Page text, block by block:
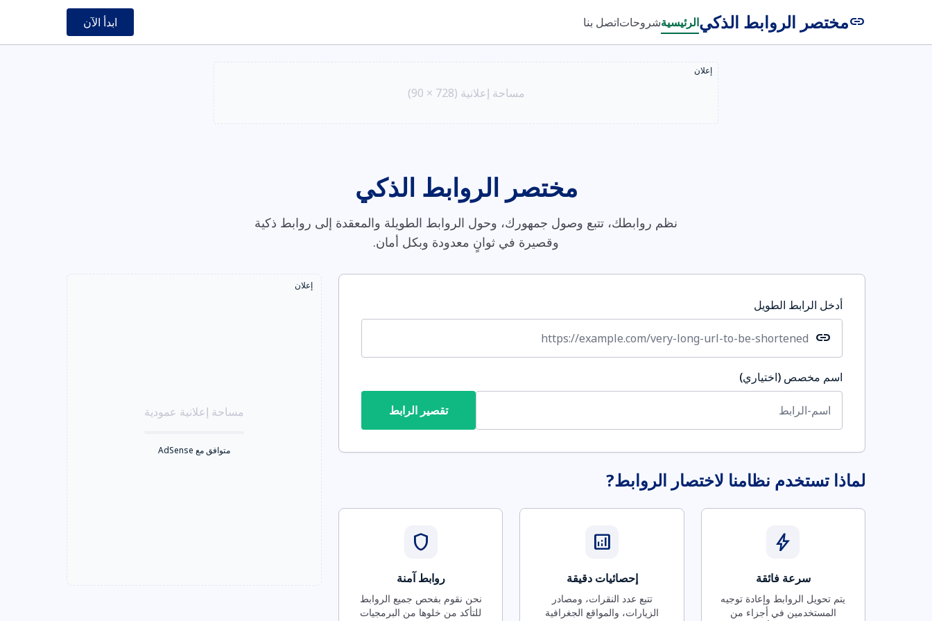
linkمختصر الروابط الذكيالرئيسيةشروحاتاتصل بنا ابدأ الآن
إعلان
مساحة إعلانية (728 × 90)
مختصر الروابط الذكي
نظم روابطك، تتبع وصول جمهورك، وحول الروابط الطويلة والمعقدة إلى روابط ذكية
وقصيرة في ثوانٍ معدودة وبكل أمان.
أدخل الرابط الطويل
link
اسم مخصص (اختياري)
تقصير الرابط
لماذا تستخدم نظامنا لاختصار الروابط?
bolt
سرعة فائقة
يتم تحويل الروابط وإعادة توجيه
المستخدمين في أجزاء من
analytics
إحصائيات دقيقة
تتبع عدد النقرات، ومصادر
الزيارات، والمواقع الجغرافية
shield
روابط آمنة
نحن نقوم بفحص جميع الروابط
للتأكد من خلوها من البرمجيات
إعلان
مساحة إعلانية عمودية
متوافق مع AdSense